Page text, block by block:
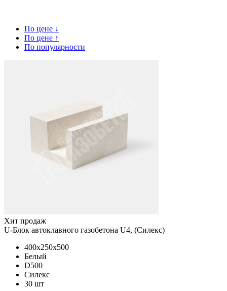
По цене ↓
По цене ↑
По популярности
Хит продаж
U-Блок автоклавного газобетона U4, (Силекс)
400x250x500
Белый
D500
Силекс
30 шт